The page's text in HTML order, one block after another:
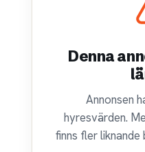
Denna
Annonsen
hyresvärden.
finns fler